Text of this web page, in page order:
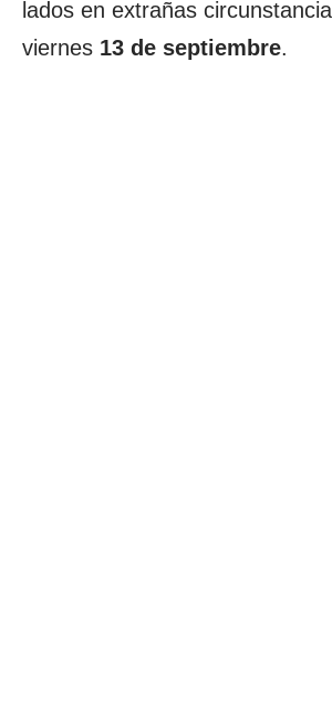
lados en extrañas
viernes 13 de septiembre.